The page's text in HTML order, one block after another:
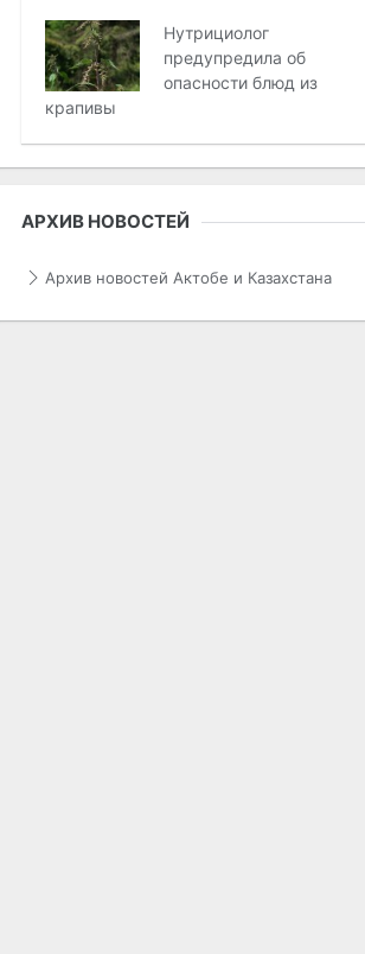
Нутрициолог
предупредила об
опасности блюд из
крапивы
АРХИВ НОВОСТЕЙ
Архив новостей Актобе и Казахстана